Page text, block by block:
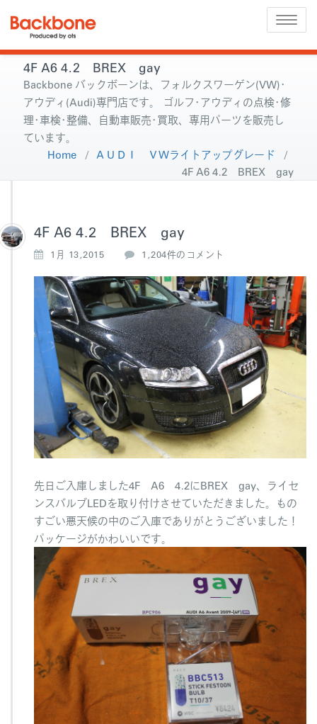
Toggle
4F A6 4.2 BREX gay
Backbone バックボーンは、フォルクスワーゲン(VW)･
アウディ(Audi)専門店です。 ゴルフ･アウディの点検･修
理･車検･整備、自動車販売･買取、専用パーツを販売し
ています。
Home / ＡＵＤＩ ＶＷライトアップグレード /
4F A6 4.2 BREX gay
4F A6 4.2 BREX gay
1月 13,2015
4
A
6
4.
2
B
R
E
X
a
y
の
1,204件のコメント
先日ご入庫しました4F A6 4.2にBREX gay、ライセ
ンスバルブLEDを取り付けさせていただきました。もの
すごい悪天候の中のご入庫でありがとうございました！
パッケージがかわいいです。